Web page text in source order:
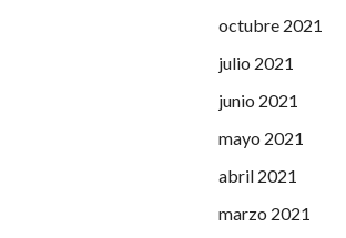
octubre 2021
julio 2021
junio 2021
mayo 2021
abril 2021
marzo 2021